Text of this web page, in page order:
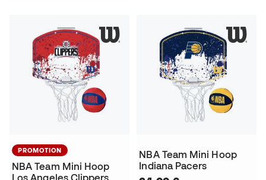
PROMOTION
NBA Team Mini Hoop
Los Angeles Clippers
NBA Team Mini Hoop
Indiana Pacers